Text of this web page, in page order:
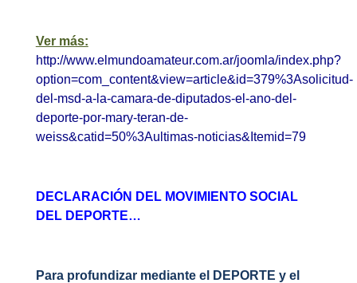
Ver más:
http://www.elmundoamateur.com.ar/joomla/index.php?
option=com_content&view=article&id=379%3Asolicitud-
del-msd-a-la-camara-de-diputados-el-ano-del-
deporte-por-mary-teran-de-
weiss&catid=50%3Aultimas-noticias&Itemid=79
DECLARACIÓN DEL MOVIMIENTO SOCIAL
DEL DEPORTE…
Para profundizar mediante el DEPORTE y el